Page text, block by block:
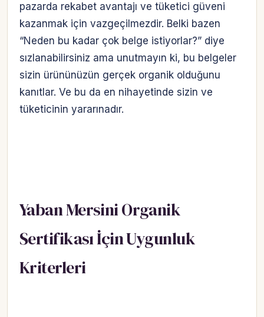
pazarda rekabet avantajı ve tüketici güveni
kazanmak için vazgeçilmezdir. Belki bazen
“Neden bu kadar çok belge istiyorlar?” diye
sızlanabilirsiniz ama unutmayın ki, bu belgeler
sizin ürününüzün gerçek organik olduğunu
kanıtlar. Ve bu da en nihayetinde sizin ve
tüketicinin yararınadır.
Yaban Mersini Organik
Sertifikası İçin Uygunluk
Kriterleri